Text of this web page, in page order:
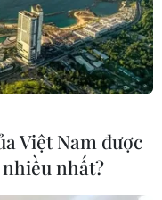
Việt Nam được
nhất?